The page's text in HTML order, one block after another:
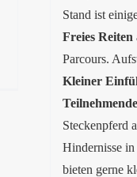
Stand ist
Freies Reiten
Parcours.
Kleiner
Steckenpferd
Hindernisse
bieten gerne